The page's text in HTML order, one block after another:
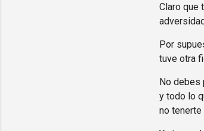
Claro que
Por
tuve otra
No debes
y todo lo
no tenerte